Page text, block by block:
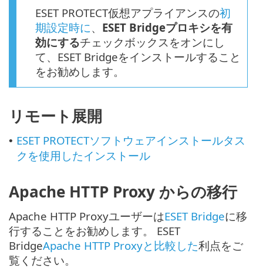
ESET PROTECT仮想アプライアンスの初
期設定時に、 ESET Bridgeプロキシを有
効にするチェックボックスをオンにし
て、ESET Bridgeをインストールすること
をお勧めします。
リモート展開
• ESET PROTECTソフトウェアインストールタス
クを使用したインストール
Apache HTTP Proxy からの移行
Apache HTTP ProxyユーザーはESET Bridgeに移
行することをお勧めします。 ESET
BridgeApache HTTP Proxyと比較した利点をご
覧ください。